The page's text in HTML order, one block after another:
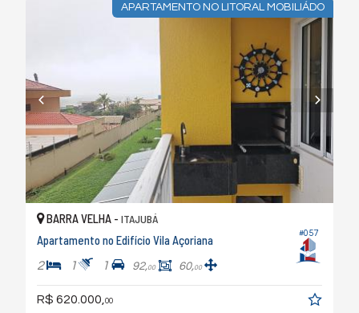
APARTAMENTO NO LITORAL MOBILIÁDO
#057
BARRA VELHA - ITAJUBÁ
Apartamento no Edifício Vila Açoriana
2 1 1 92,00 60,00
R$ 620.000,00